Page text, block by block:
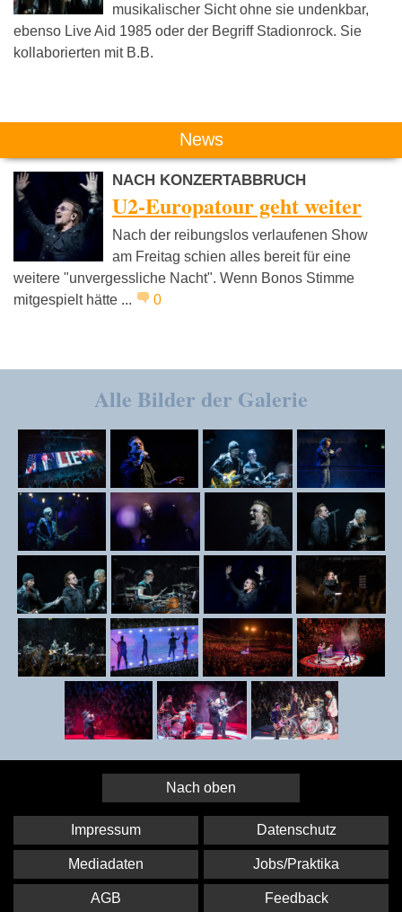
musikalischer Sicht ohne sie undenkbar,
ebenso Live Aid 1985 oder der Begriff Stadionrock. Sie
kollaborierten mit B.B.
News
NACH KONZERTABBRUCH
U2-Europatour geht weiter
Nach der reibungslos verlaufenen Show
am Freitag schien alles bereit für eine
weitere "unvergessliche Nacht". Wenn Bonos Stimme
mitgespielt hätte ...
0
Alle Bilder der Galerie
Nach oben
Impressum Datenschutz
Mediadaten Jobs/Praktika
AGB Feedback